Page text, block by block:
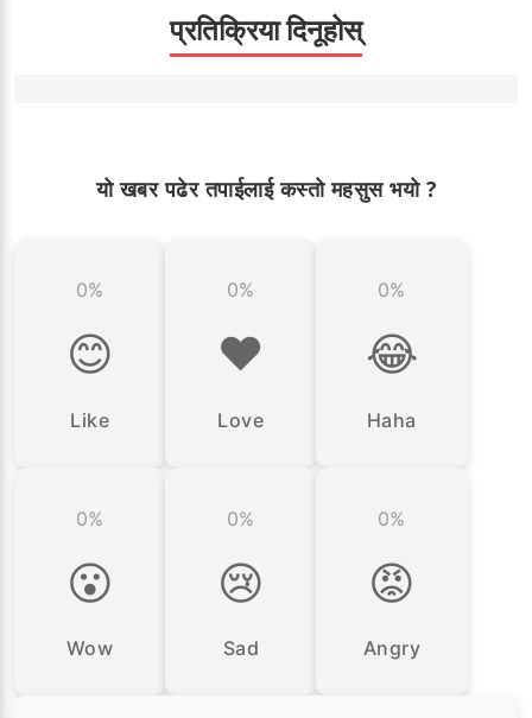
प्रतिक्रिया दिनूहोस्
यो खबर पढेर तपाईलाई कस्तो महसुस भयो ?
0%
😊
Like
0%
❤️
Love
0%
😂
Haha
0%
😮
Wow
0%
😢
Sad
0%
😡
Angry